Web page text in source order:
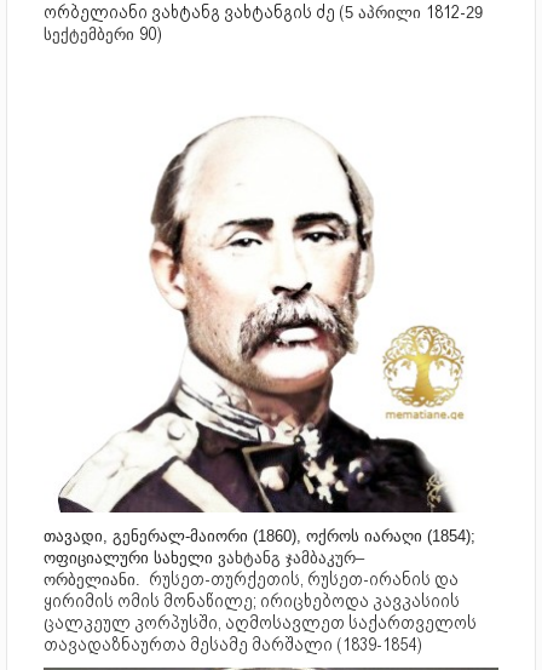
ორბელიანი ვახტანგ ვახტანგის ძე (5 აპრილი 1812-29
სექტემბერი 90)
თავადი, გენერალ-მაიორი (1860), ოქროს იარაღი (1854);
ოფიციალური სახელი ვახტანგ ჯამბაკურ–
ორბელიანი. რუსეთ-თურქეთის, რუსეთ-ირანის და
ყირიმის ომის მონაწილე; ირიცხებოდა კავკასიის
ცალკეულ კორპუსში, აღმოსავლეთ საქართველოს
თავადაზნაურთა მესამე მარშალი (1839-1854)